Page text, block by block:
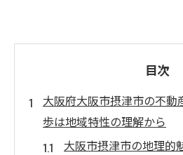
目次
大阪府大阪市摂津市の不動
歩は地域特性の理解から
大阪市摂津市の地理的